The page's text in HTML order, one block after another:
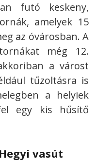
futó keskeny,
amelyek 15
az óvárosban. A
még 12.
a várost
tűzoltásra is
a helyiek
egy kis hűsítő
vasút